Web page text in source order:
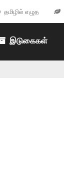
தமிழில் எழுத
இடுகைகள்